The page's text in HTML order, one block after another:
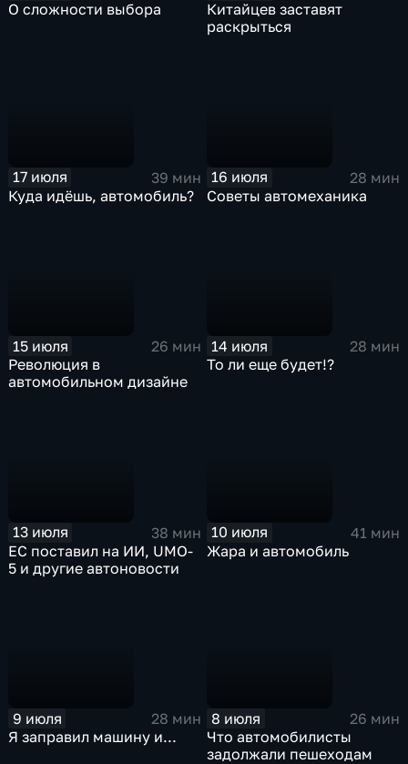
О сложности выбора
Китайцев заставят
раскрыться
17 июля
39 мин
Куда идёшь, автомобиль?
16 июля
28 мин
Советы автомеханика
15 июля
26 мин
Революция в
автомобильном дизайне
14 июля
28 мин
То ли еще будет!?
13 июля
38 мин
ЕС поставил на ИИ, UMO-
5 и другие автоновости
10 июля
41 мин
Жара и автомобиль
9 июля
28 мин
Я заправил машину и...
8 июля
26 мин
Что автомобилисты
задолжали пешеходам